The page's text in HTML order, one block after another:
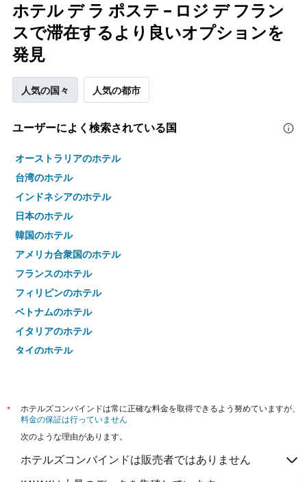
ホテル デ ラ ポステ – ロジ デ フラン
スで滞在するより良いオプションを
発見
人気の国々 人気の都市
ユーザーによく検索されている国
オーストラリアのホテル
台湾のホテル
インドネシアのホテル
日本のホテル
韓国のホテル
アメリカ合衆国のホテル
フランスのホテル
フィリピンのホテル
ベトナムのホテル
イタリアのホテル
タイのホテル
*
ホテルズコンバインドは常に正確な料金を取得できるよう努めていますが、
料金の保証は行っていません
次のような理由があります。
ホテルズコンバインドは販売者ではありません